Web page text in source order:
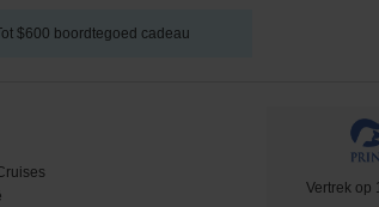
$600 boordtegoed cadeau
Vertrek op